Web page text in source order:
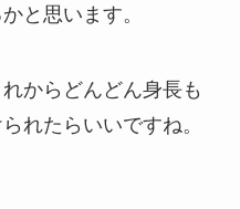
と思います。
からどんどん身長も
れたらいいですね。